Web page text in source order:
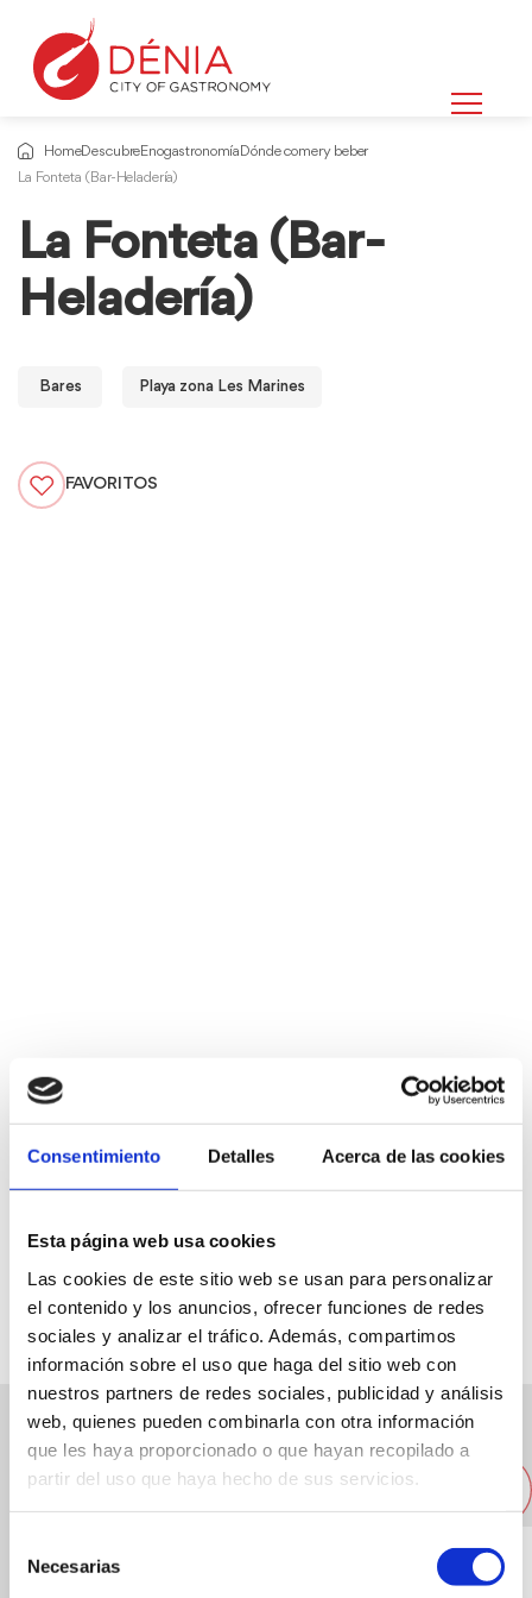
Consentimiento Detalles Acerca de las cookies
Esta página web usa cookies
Las cookies de este sitio web se usan para personalizar
el contenido y los anuncios, ofrecer funciones de redes
sociales y analizar el tráfico. Además, compartimos
información sobre el uso que haga del sitio web con
nuestros partners de redes sociales, publicidad y análisis
web, quienes pueden combinarla con otra información
que les haya proporcionado o que hayan recopilado a
partir del uso que haya hecho de sus servicios.
Necesarias
HomeDescubreEnogastronomía Dónde comer y beber
La Fonteta (Bar-Heladería)
La Fonteta (Bar-
Heladería)
Bares Playa zona Les Marines
FAVORITOS
Ctra. Las Marinas, km 3. Las Brisas, Local 31
96 5784365
Otros restaurantes cercanos